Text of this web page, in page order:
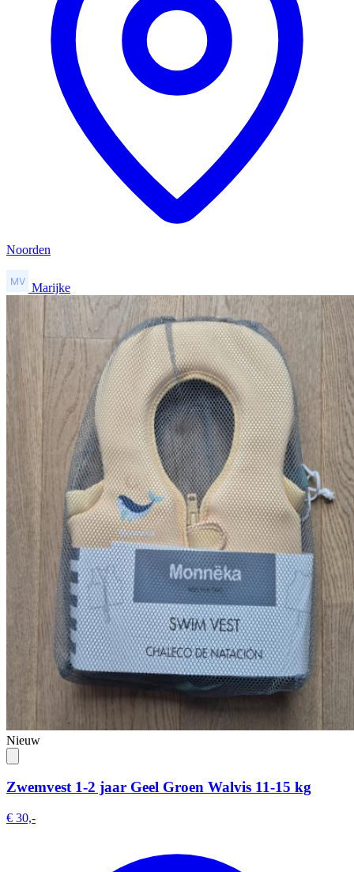
Noorden
Marijke
Nieuw
Zwemvest 1-2 jaar Geel Groen Walvis 11-15 kg
€ 30,-